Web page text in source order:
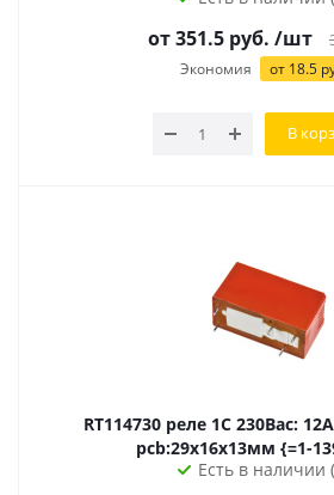
от 351.5 руб. /шт
Экономия от 18.5
В
RT114730 реле 1C 230Вac: 12А/120Вac/28Вdc
Есть в наличии